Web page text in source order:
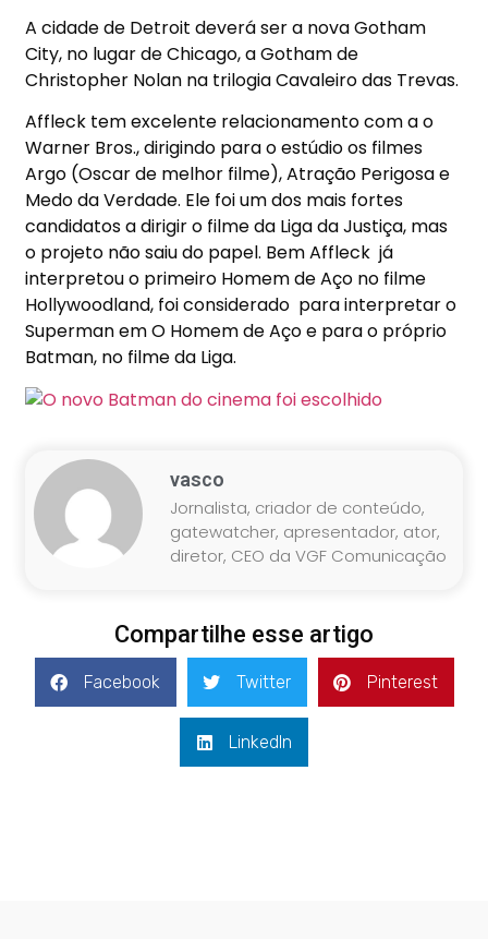
A cidade de Detroit deverá ser a nova Gotham
City, no lugar de Chicago, a Gotham de
Christopher Nolan na trilogia Cavaleiro das Trevas.
Affleck tem excelente relacionamento com a o
Warner Bros., dirigindo para o estúdio os filmes
Argo (Oscar de melhor filme), Atração Perigosa e
Medo da Verdade. Ele foi um dos mais fortes
candidatos a dirigir o filme da Liga da Justiça, mas
o projeto não saiu do papel. Bem Affleck já
interpretou o primeiro Homem de Aço no filme
Hollywoodland, foi considerado para interpretar o
Superman em O Homem de Aço e para o próprio
Batman, no filme da Liga.
vasco
Jornalista, criador de conteúdo,
gatewatcher, apresentador, ator,
diretor, CEO da VGF Comunicação
Compartilhe esse artigo
Facebook Twitter Pinterest
LinkedIn